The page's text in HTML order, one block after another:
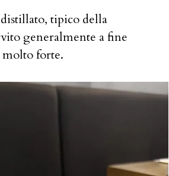
tipico della
generalmente a fine
molto forte.